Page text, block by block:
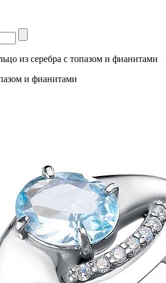
из серебра с топазом и фианитами
и фианитами